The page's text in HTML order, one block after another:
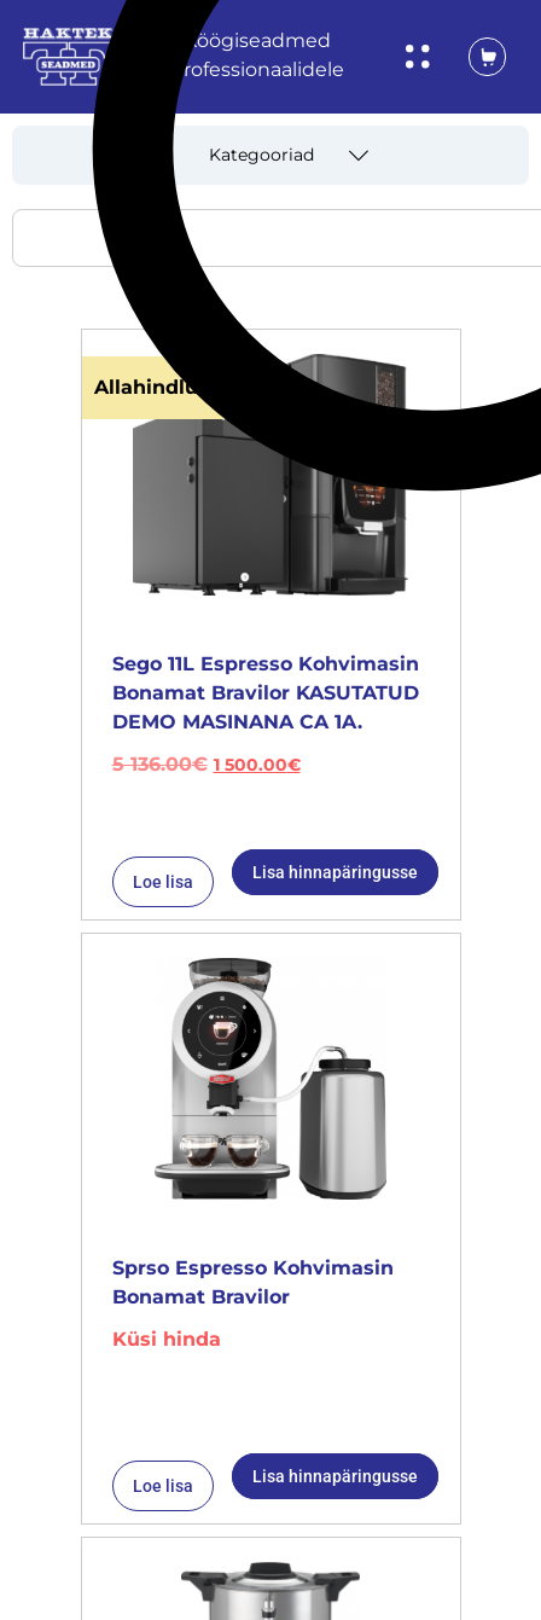
Köögiseadmed
professionaalidele
Kategooriad
Allahindlus!
Sego 11L Espresso Kohvimasin
Bonamat Bravilor KASUTATUD
DEMO MASINANA CA 1A.
5 136.00€ 1 500.00€
Loe lisa Lisa hinnapäringusse
Sprso Espresso Kohvimasin
Bonamat Bravilor
Küsi hinda
Loe lisa Lisa hinnapäringusse